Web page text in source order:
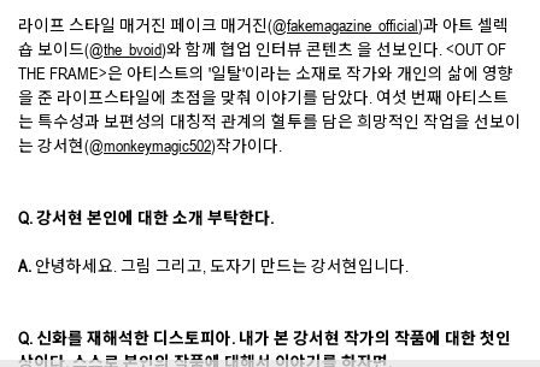
라이프 스타일 매거진 페이크 매거진(@fakemagazine_official)과 아트 셀렉
숍 보이드(@the_bvoid)와 함께 협업 인터뷰 콘텐츠 을 선보인다. <OUT OF
THE FRAME>은 아티스트의 '일탈'이라는 소재로 작가와 개인의 삶에 영향
을 준 라이프스타일에 초점을 맞춰 이야기를 담았다. 여섯 번째 아티스트
는 특수성과 보편성의 대칭적 관계의 혈투를 담은 희망적인 작업을 선보이
는 강서현(@monkeymagic502)작가이다.
Q. 강서현 본인에 대한 소개 부탁한다.
A. 안녕하세요. 그림 그리고, 도자기 만드는 강서현입니다.
Q. 신화를 재해석한 디스토피아. 내가 본 강서현 작가의 작품에 대한 첫인
상이다. 스스로 본인의 작품에 대해서 이야기를 하자면.